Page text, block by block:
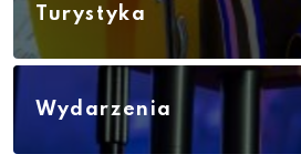
Turystyka
Wydarzenia